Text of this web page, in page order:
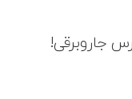
جاروبرقی!